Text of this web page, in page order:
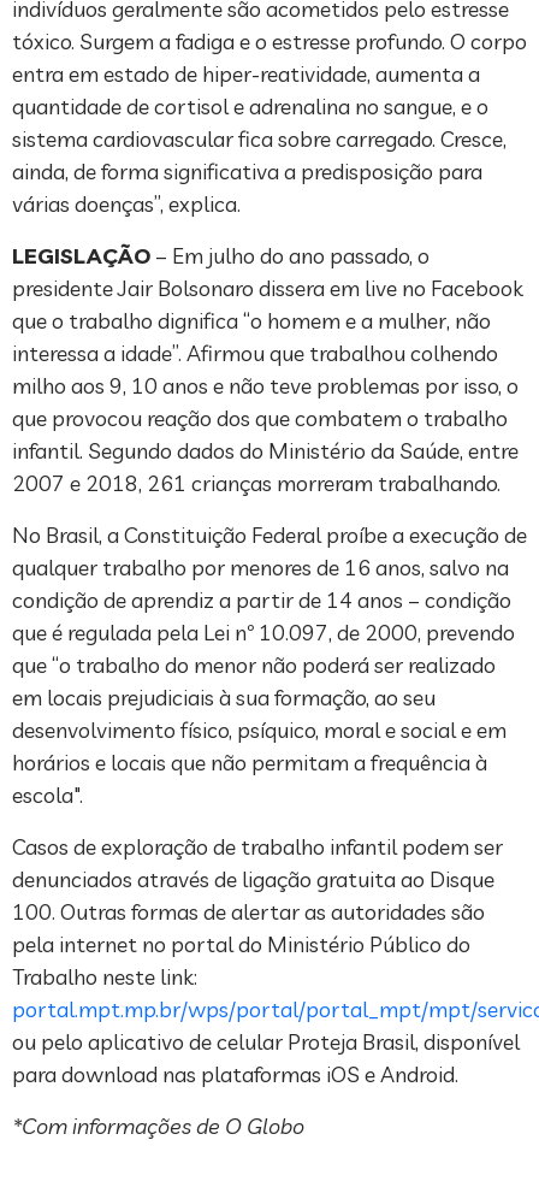
indivíduos geralmente são acometidos pelo estresse
tóxico. Surgem a fadiga e o estresse profundo. O corpo
entra em estado de hiper-reatividade, aumenta a
quantidade de cortisol e adrenalina no sangue, e o
sistema cardiovascular fica sobre carregado. Cresce,
ainda, de forma significativa a predisposição para
várias doenças”, explica.
LEGISLAÇÃO – Em julho do ano passado, o
presidente Jair Bolsonaro dissera em live no Facebook
que o trabalho dignifica “o homem e a mulher, não
interessa a idade”. Afirmou que trabalhou colhendo
milho aos 9, 10 anos e não teve problemas por isso, o
que provocou reação dos que combatem o trabalho
infantil. Segundo dados do Ministério da Saúde, entre
2007 e 2018, 261 crianças morreram trabalhando.
No Brasil, a Constituição Federal proíbe a execução de
qualquer trabalho por menores de 16 anos, salvo na
condição de aprendiz a partir de 14 anos – condição
que é regulada pela Lei nº 10.097, de 2000, prevendo
que “o trabalho do menor não poderá ser realizado
em locais prejudiciais à sua formação, ao seu
desenvolvimento físico, psíquico, moral e social e em
horários e locais que não permitam a frequência à
escola".
Casos de exploração de trabalho infantil podem ser
denunciados através de ligação gratuita ao Disque
100. Outras formas de alertar as autoridades são
pela internet no portal do Ministério Público do
Trabalho neste link:
portal.mpt.mp.br/wps/portal/portal_mpt/mpt/
ou pelo aplicativo de celular Proteja Brasil, disponível
para download nas plataformas iOS e Android.
*Com informações de O Globo